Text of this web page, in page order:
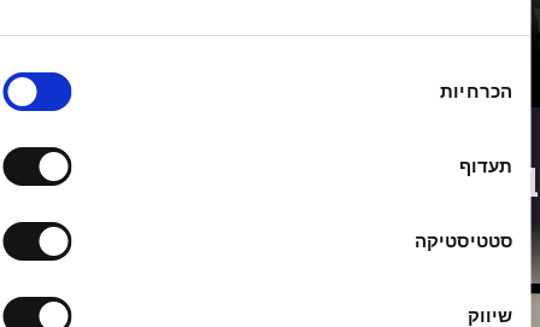
הכרחיות
תעדוף
סטטיסטיקה
שיווק
תעודה במוסיקה
בשלבים מתקדמים של המסע